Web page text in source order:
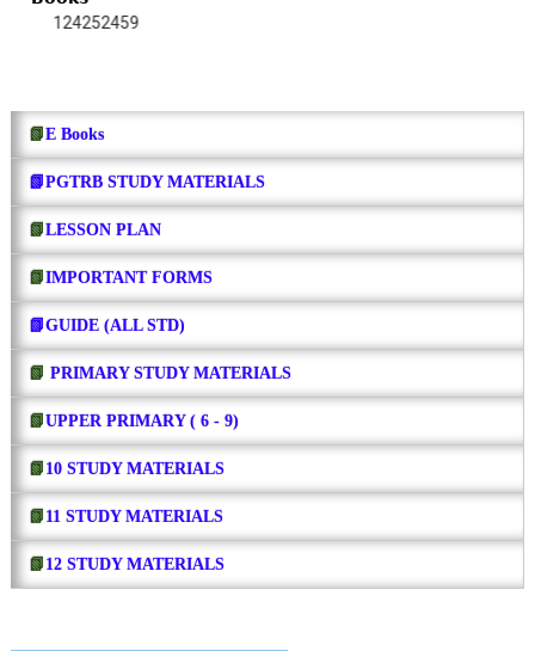
📗E Books
📗PGTRB STUDY MATERIALS
📗LESSON PLAN
📗IMPORTANT FORMS
📗GUIDE (ALL STD)
📗 PRIMARY STUDY MATERIALS
📗UPPER PRIMARY ( 6 - 9)
📗 10 STUDY MATERIALS
📗 11 STUDY MATERIALS
📗 12 STUDY MATERIALS